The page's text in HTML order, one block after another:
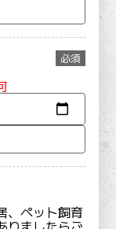
必須
、ペット飼育